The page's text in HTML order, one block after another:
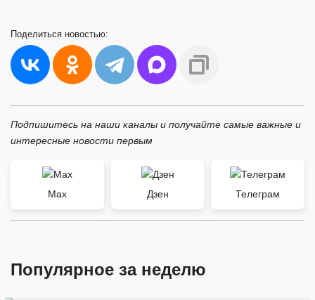
Поделиться новостью:
Подпишитесь на наши каналы и получайте самые важные и
интересные новости первым
Max Дзен Телеграм
Популярное за неделю